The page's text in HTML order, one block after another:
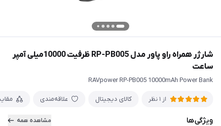
شارژر همراه راو پاور مدل RP-PB005 ظرفیت 10000میلی آمپر
ساعت
RAVpower RP-PB005 10000mAh Power Bank
از 1 نظر کالای دیجیتال علاقه‌مندی
ویژگی‌ها مشاهده همه